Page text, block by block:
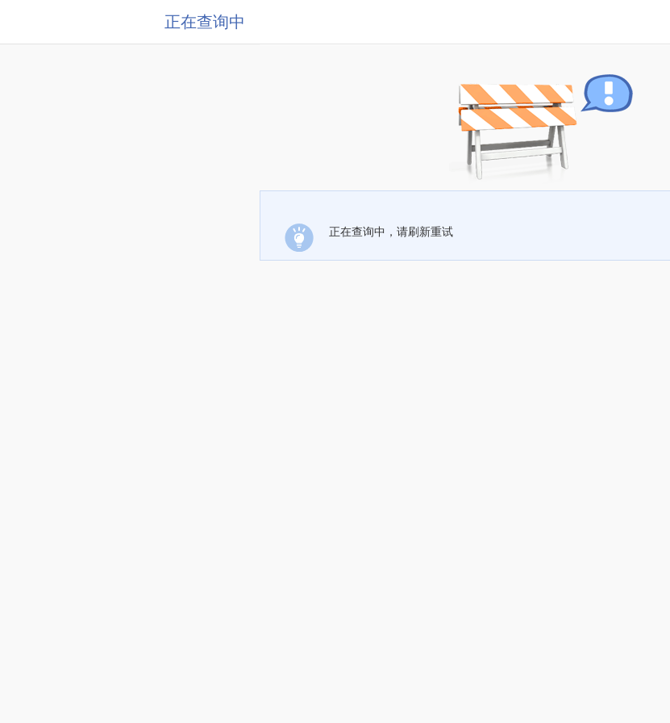
正在查询中
正在查询中，请刷新重试